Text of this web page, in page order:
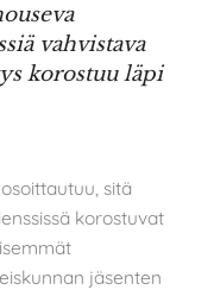
vahvistava
korostuu läpi
sitä
korostuvat
jäsenten